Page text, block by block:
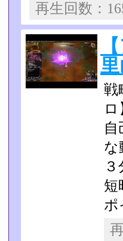
再生回数
戦
ロ
な
短
ポ